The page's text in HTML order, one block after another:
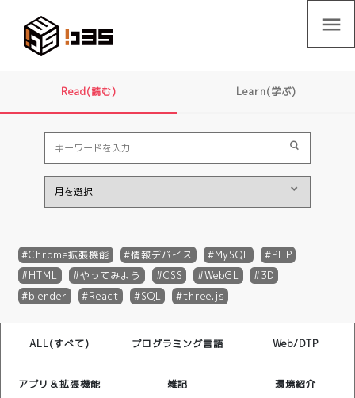
menu
Read(読む) Learn(学ぶ)
Chrome拡張機能 情報デバイス MySQL
PHP
HTML
やってみよう CSS WebGL
3D
blender
React SQL three.js
ALL(すべて) プログラミング言語 Web/DTP
アプリ＆拡張機能 雑記 環境紹介